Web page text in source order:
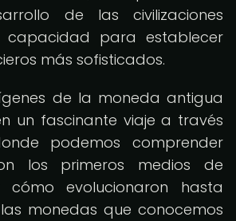
de las civilizaciones
para establecer
más sofisticados.
de la moneda antigua
un fascinante viaje a través
podemos comprender
los primeros medios de
cómo evolucionaron hasta
monedas que conocemos